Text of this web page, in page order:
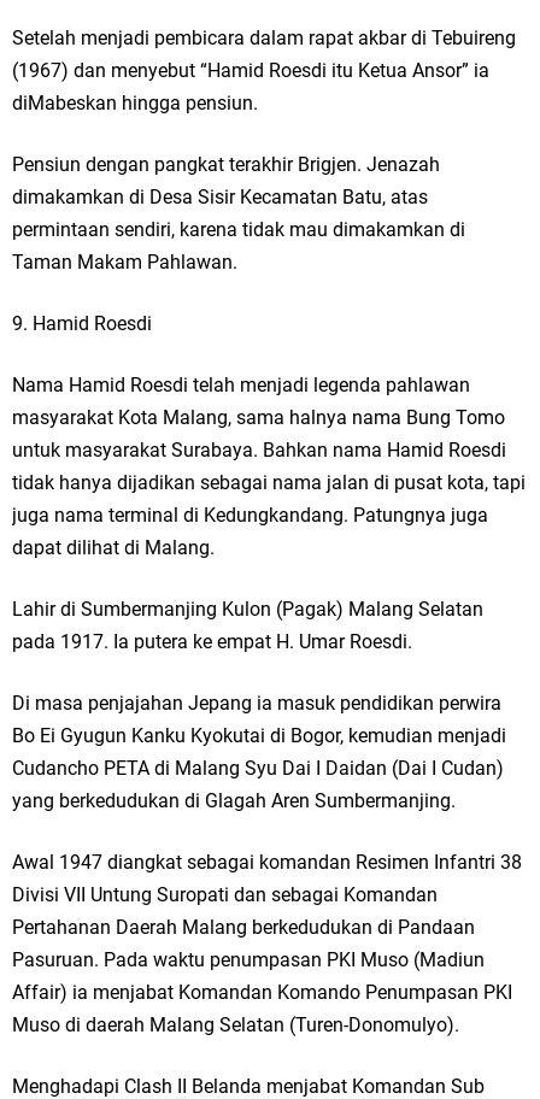
Setelah menjadi pembicara dalam rapat akbar di Tebuireng
(1967) dan menyebut “Hamid Roesdi itu Ketua Ansor” ia
diMabeskan hingga pensiun.
Pensiun dengan pangkat terakhir Brigjen. Jenazah
dimakamkan di Desa Sisir Kecamatan Batu, atas
permintaan sendiri, karena tidak mau dimakamkan di
Taman Makam Pahlawan.
9. Hamid Roesdi
Nama Hamid Roesdi telah menjadi legenda pahlawan
masyarakat Kota Malang, sama halnya nama Bung Tomo
untuk masyarakat Surabaya. Bahkan nama Hamid Roesdi
tidak hanya dijadikan sebagai nama jalan di pusat kota, tapi
juga nama terminal di Kedungkandang. Patungnya juga
dapat dilihat di Malang.
Lahir di Sumbermanjing Kulon (Pagak) Malang Selatan
pada 1917. Ia putera ke empat H. Umar Roesdi.
Di masa penjajahan Jepang ia masuk pendidikan perwira
Bo Ei Gyugun Kanku Kyokutai di Bogor, kemudian menjadi
Cudancho PETA di Malang Syu Dai I Daidan (Dai I Cudan)
yang berkedudukan di Glagah Aren Sumbermanjing.
Awal 1947 diangkat sebagai komandan Resimen Infantri 38
Divisi VII Untung Suropati dan sebagai Komandan
Pertahanan Daerah Malang berkedudukan di Pandaan
Pasuruan. Pada waktu penumpasan PKI Muso (Madiun
Affair) ia menjabat Komandan Komando Penumpasan PKI
Muso di daerah Malang Selatan (Turen-Donomulyo).
Menghadapi Clash II Belanda menjabat Komandan Sub